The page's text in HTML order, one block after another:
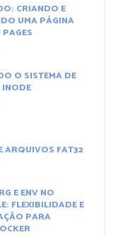
CRIANDO E
UMA PÁGINA
O SISTEMA DE
ARQUIVOS FAT32
E ENV NO
FLEXIBILIDADE E
PARA